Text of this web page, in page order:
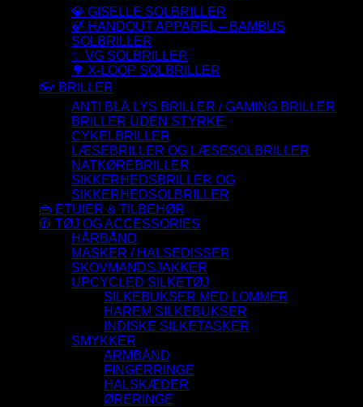
💎 GISELLE SOLBRILLER
🍃 HANDOUT APPAREL – BAMBUS
SOLBRILLER
✨ VG SOLBRILLER
🌳 X-LOOP SOLBRILLER
👓 BRILLER
ANTI BLÅ LYS BRILLER / GAMING BRILLER
BRILLER UDEN STYRKE
CYKELBRILLER
LÆSEBRILLER OG LÆSESOLBRILLER
NATKØREBRILLER
SIKKERHEDSBRILLER OG
SIKKERHEDSOLBRILLER
👜 ETUIER & TILBEHØR
🧥 TØJ OG ACCESSORIES
HÅRBÅND
MASKER / HALSEDISSER
SKOVMANDSJAKKER
UPCYCLED SILKETØJ
SILKEBUKSER MED LOMMER
HAREM SILKEBUKSER
INDISKE SILKETASKER
SMYKKER
ARMBÅND
FINGERRINGE
HALSKÆDER
ØRERINGE